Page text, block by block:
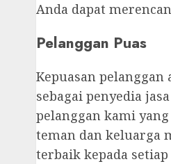
Anda dapat
Pelanggan Puas
Kepuasan
sebagai penyedia
pelanggan kami
teman dan keluarga
terbaik kepada